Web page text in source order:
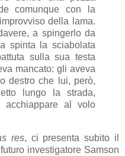
comunque con la
della lama.
a spingerlo da
spinta la sciabolata
sulla sua testa
mancato: gli aveva
destro che lui, però,
lungo la strada,
al volo
res, ci presenta subito il
investigatore Samson